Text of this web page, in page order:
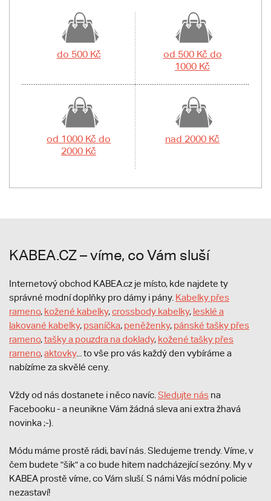
do 500 Kč
od 500 Kč do
1000 Kč
od 1000 Kč do
2000 Kč
nad 2000 Kč
KABEA.CZ – víme, co Vám sluší
Internetový obchod KABEA.cz je místo, kde najdete ty
správné modní doplňky pro dámy i pány. Kabelky přes
rameno, kožené kabelky,crossbody kabelky, lesklé a
lakované kabelky, psaníčka, peněženky, pánské tašky přes
rameno,tašky a pouzdra na doklady, kožené tašky přes
rameno,aktovky... to vše pro vás každý den vybíráme a
nabízíme za skvělé ceny.
Vždy od nás dostanete i něco navíc. Sledujte nás na
Facebooku - a neunikne Vám žádná sleva ani extra žhavá
novinka ;-).
Módu máme prostě rádi, baví nás. Sledujeme trendy. Víme, v
čem budete "šik" a co bude hitem nadcházející sezóny. My v
KABEA prostě víme, co Vám sluší. S námi Vás módní policie
nezastaví!